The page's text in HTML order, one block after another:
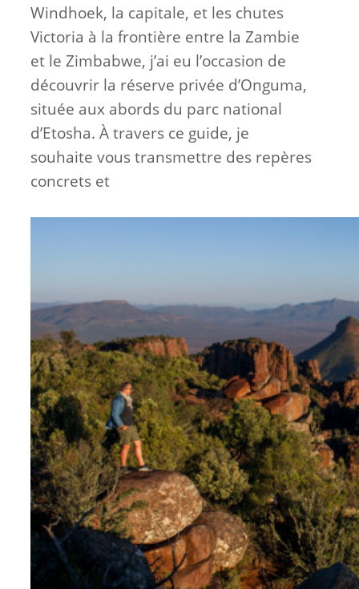
Windhoek, la capitale, et les chutes
Victoria à la frontière entre la Zambie
et le Zimbabwe, j’ai eu l’occasion de
découvrir la réserve privée d’Onguma,
située aux abords du parc national
d’Etosha. À travers ce guide, je
souhaite vous transmettre des repères
concrets et